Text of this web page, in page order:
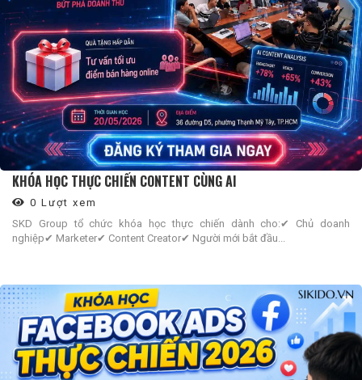
KHÓA HỌC THỰC CHIẾN CONTENT CÙNG AI
0 Lượt xem
SKD Group tổ chức khóa học thực chiến dành cho:✔ Chủ doanh
nghiệp✔ Marketer✔ Content Creator✔ Người mới bắt đầu...